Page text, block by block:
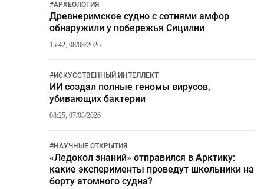
#АРХЕОЛОГИЯ
Древнеримское судно с сотнями амфор
обнаружили у побережья Сицилии
15:42, 08/08/2026
#ИСКУССТВЕННЫЙ ИНТЕЛЛЕКТ
ИИ создал полные геномы вирусов,
убивающих бактерии
08:25, 07/08/2026
#НАУЧНЫЕ ОТКРЫТИЯ
«Ледокол знаний» отправился в Арктику:
какие эксперименты проведут школьники на
борту атомного судна?